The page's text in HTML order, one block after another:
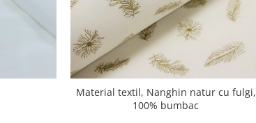
Material textil, Nanghin natur cu fulgi,
100% bumbac